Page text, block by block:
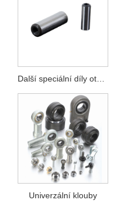
Univerzální klouby